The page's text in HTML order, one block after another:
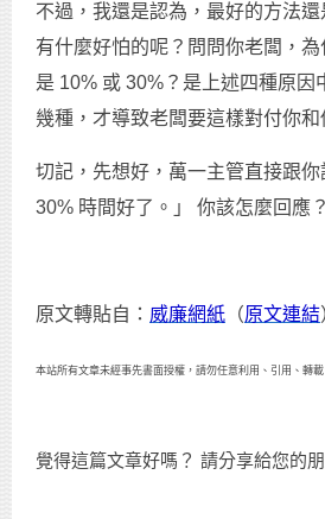
不過，我還是認為，最好的方法還
有什麼好怕的呢？問問你老闆，
是 10% 或 30%？是上述四種原因
幾種，才導致老闆要這樣對付你和
切記，先想好，萬一主管直接跟
30% 時間好了。」 你該怎麼回應？
原文轉貼自： 威廉網紙 （原文連結
本站所有文章未經事先書面授權，請勿任意利用、引用、轉載
覺得這篇文章好嗎？ 請分享給您的